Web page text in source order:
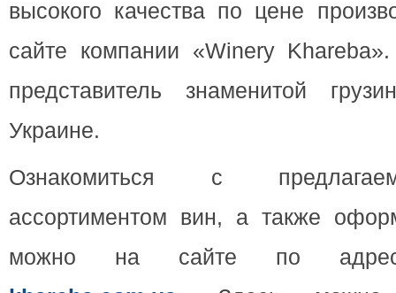
высокого качества по цене
сайте компании «Winery
представитель знаменитой
Украине.
Ознакомиться с
ассортиментом вин, а также
можно на сайте по